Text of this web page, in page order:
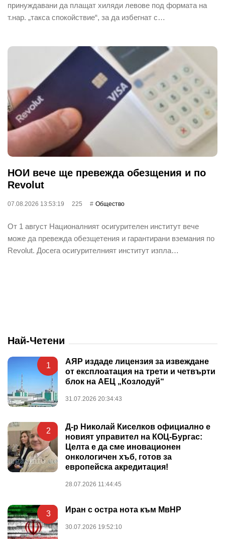
принуждавани да плащат хиляди левове под формата на
т.нар. „такса спокойствие“, за да избегнат с…
НОИ вече ще превежда обезщения и по
Revolut
07.08.2026 13:53:19 225 Общество
От 1 август Националният осигурителен институт вече
може да превежда обезщетения и гарантирани вземания по
Revolut. Досега осигурителният институт изпла…
Най-Четени
1
АЯР издаде лицензия за извеждане
от експлоатация на трети и четвърти
блок на АЕЦ „Козлодуй“
31.07.2026 20:34:43
2
Д-р Николай Киселков официално е
новият управител на КОЦ-Бургас:
Целта е да сме иновационен
онкологичен хъб, готов за
европейска акредитация!
28.07.2026 11:44:45
3 Иран с остра нота към МвНР
30.07.2026 19:52:10